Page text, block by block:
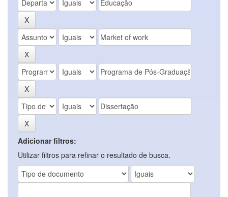
Adicionar filtros:
Utilizar filtros para refinar o resultado de busca.